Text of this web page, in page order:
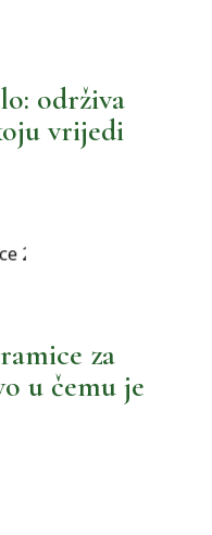
održiva
vrijedi
za
u čemu je